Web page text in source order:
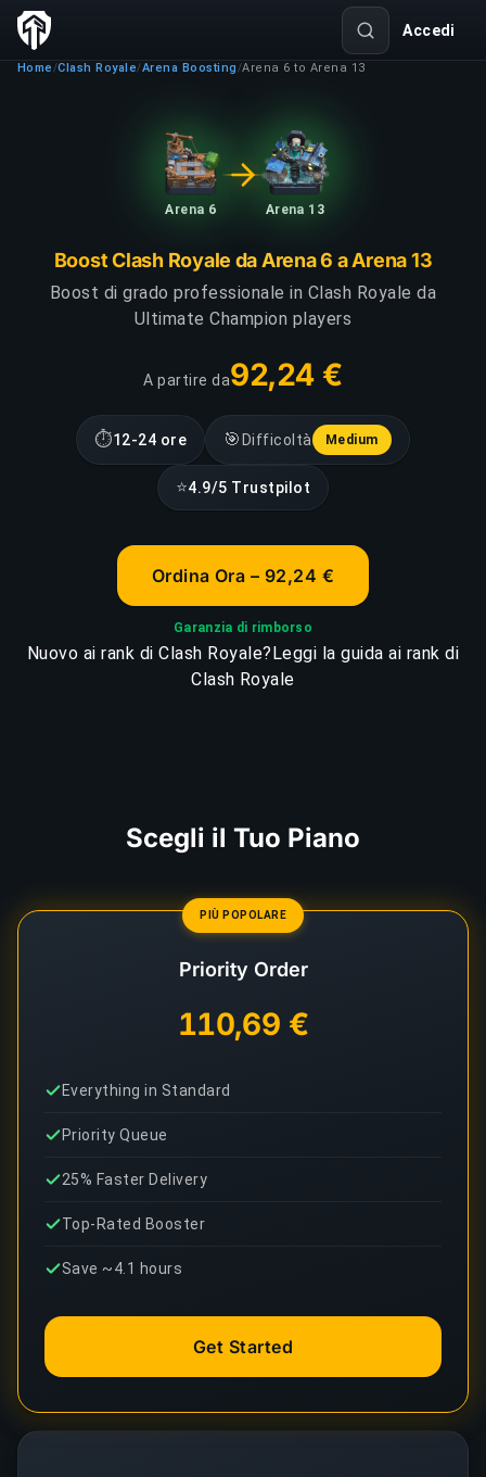
Accedi
Home /Clash Royale/Arena Boosting /Arena 6 to Arena 13
Arena 6 Arena 13
Boost Clash Royale da Arena 6 a Arena 13
Boost di grado professionale in Clash Royale da
Ultimate Champion players
A partire da92,24 €
⏱12-24 ore 🎯 Difficoltà Medium
⭐4.9/5 Trustpilot
Ordina Ora – 92,24 €
Garanzia di rimborso
Nuovo ai rank di Clash Royale?Leggi la guida ai rank di
Clash Royale
Scegli il Tuo Piano
PIÙ POPOLARE
Priority Order
110,69 €
Everything in Standard
Priority Queue
25% Faster Delivery
Top-Rated Booster
Save ~4.1 hours
Get Started